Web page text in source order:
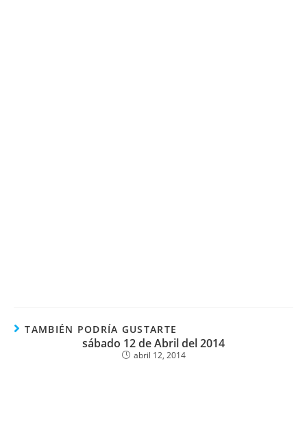
TAMBIÉN PODRÍA GUSTARTE
sábado 12 de Abril del 2014
abril 12, 2014